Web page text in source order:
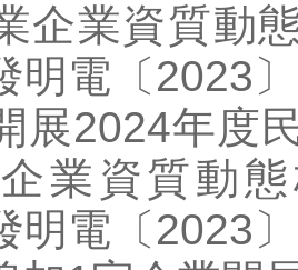
企業資質動
明電〔2023
展2024年度
業資質動
明電〔2023